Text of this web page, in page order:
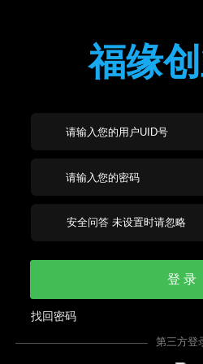
福缘
登 录
找回密码
第三方登